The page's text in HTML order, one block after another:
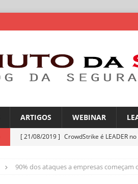
ARTIGOS WEBINAR
[ 21/08/2019 ] CrowdStrike é LEADER
[ 06/08/2026 ] América Latina é a
90% dos ataques a empresas começam